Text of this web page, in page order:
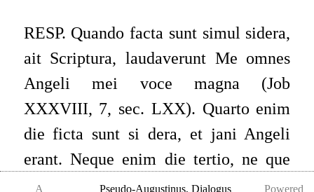
RESP. Quando facta sunt simul sidera,
ait Scriptura, laudaverunt Me omnes
Angeli mei voce magna (Job
XXXVIII, 7, sec. LXX). Quarto enim
die ficta sunt si­ dera, et jani Angeli
erant. Neque enim die tertio, ne­ que
secundo facti sunt. In his enim apparet
A Pseudo-Augustinus,Dialogus Powered